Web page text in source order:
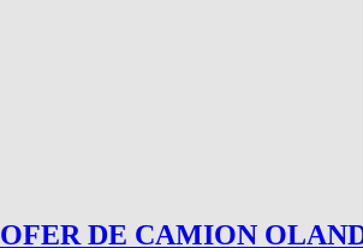
DE CAMION